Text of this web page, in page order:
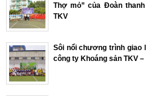
Thợ mỏ” của Đoàn
TKV
Sôi nổi chương trình giao
công ty Khoáng sản TKV –